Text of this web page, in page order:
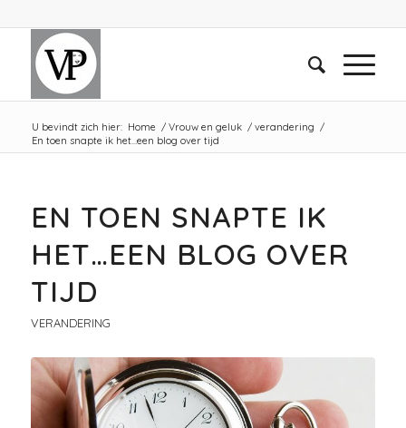
U bevindt zich hier: Home / Vrouw en geluk / verandering /
En toen snapte ik het…een blog over tijd
EN TOEN SNAPTE IK
HET…EEN BLOG OVER
TIJD
VERANDERING